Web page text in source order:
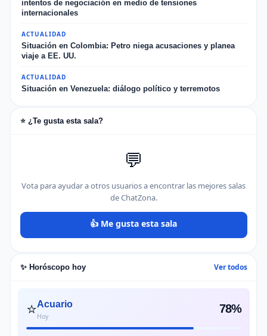
intentos de negociación en medio de tensiones
internacionales
ACTUALIDAD
Situación en Colombia: Petro niega acusaciones y planea
viaje a EE. UU.
ACTUALIDAD
Situación en Venezuela: diálogo político y terremotos
⭐ ¿Te gusta esta sala?
💬
Vota para ayudar a otros usuarios a encontrar las mejores salas
de ChatZona.
👍 Me gusta esta sala
✨ Horóscopo hoy Ver todos
⭐Acuario
Hoy
78%